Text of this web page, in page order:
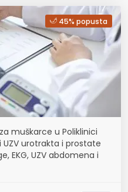
45% popusta
muškarce u Poliklinici
urotrakta i prostate
EKG, UZV abdomena i